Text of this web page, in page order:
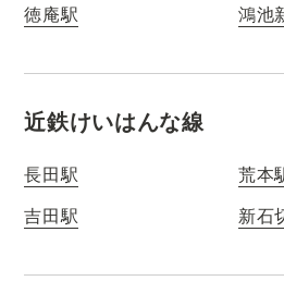
徳庵駅 鴻池
近鉄けいはんな線
長田駅
荒本
吉田駅
新石